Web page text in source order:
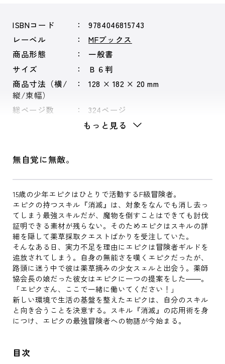
ISBNコード
9784046815743
レーベル
MFブックス
商品形態
一般書
サイズ
Ｂ６判
商品寸法（横/
縦/束幅）
128 × 182 × 20 mm
総ページ数 324ページ
もっと見る
無自覚に無敵。
15歳の少年エピクはひとりで活動するF級冒険者。
エピクの持つスキル『消滅』は、対象をなんでも消し去っ
てしまう最強スキルだが、魔物を倒すことはできても討伐
証明できる素材が残らない。そのためエピクはスキルの詳
細を隠して薬草採取クエストばかりを受注していた。
そんなある日、実力不足を理由にエピクは冒険者ギルドを
追放されてしまう。自身の無能さを嘆くエピクだったが、
路頭に迷う中で彼は薬草摘みの少女スェルと出会う。薬師
協会長の娘だった彼女はエピクに一つの提案をした――。
「エピクさん、ここで一緒に働いてください！」
新しい環境で生活の基盤を整えたエピクは、自分のスキル
と向き合うことを決意する。スキル『消滅』の応用術を身
につけ、エピクの最強冒険者への物語が今始まる。
目次